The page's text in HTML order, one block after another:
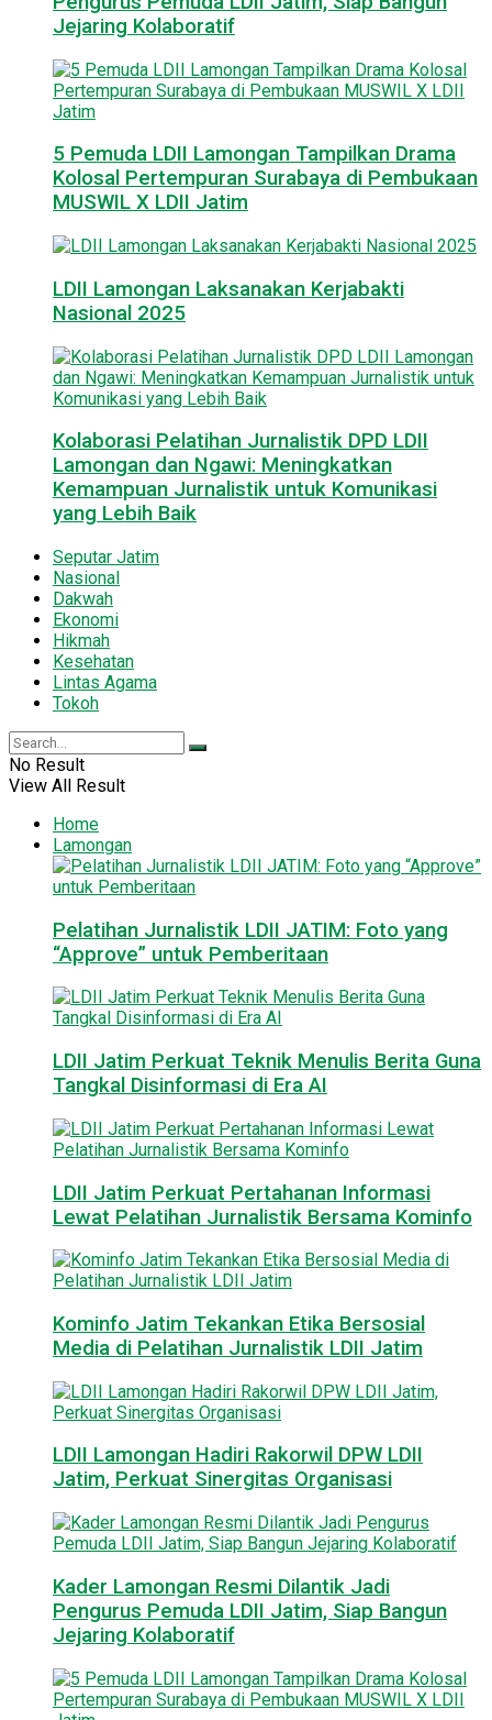
Jejaring Kolaboratif
5 Pemuda LDII Lamongan Tampilkan Drama
Kolosal Pertempuran Surabaya di Pembukaan
MUSWIL X LDII Jatim
LDII Lamongan Laksanakan Kerjabakti
Nasional 2025
Kolaborasi Pelatihan Jurnalistik DPD LDII
Lamongan dan Ngawi: Meningkatkan
Kemampuan Jurnalistik untuk Komunikasi
yang Lebih Baik
Seputar Jatim
Nasional
Dakwah
Ekonomi
Hikmah
Kesehatan
Lintas Agama
Tokoh
No Result
View All Result
Home
Lamongan
Pelatihan Jurnalistik LDII JATIM: Foto yang
“Approve” untuk Pemberitaan
LDII Jatim Perkuat Teknik Menulis Berita Guna
Tangkal Disinformasi di Era AI
LDII Jatim Perkuat Pertahanan Informasi
Lewat Pelatihan Jurnalistik Bersama Kominfo
Kominfo Jatim Tekankan Etika Bersosial
Media di Pelatihan Jurnalistik LDII Jatim
LDII Lamongan Hadiri Rakorwil DPW LDII
Jatim, Perkuat Sinergitas Organisasi
Kader Lamongan Resmi Dilantik Jadi
Pengurus Pemuda LDII Jatim, Siap Bangun
Jejaring Kolaboratif